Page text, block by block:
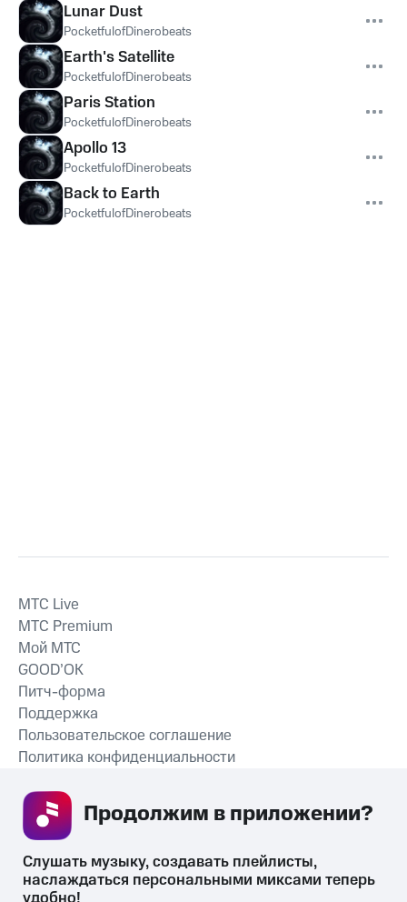
Lunar Dust
PocketfulofDinerobeats
Earth's Satellite
PocketfulofDinerobeats
Paris Station
PocketfulofDinerobeats
Apollo 13
PocketfulofDinerobeats
Back to Earth
PocketfulofDinerobeats
СКАЧАТЬ ПРИЛОЖЕНИЕ
MTС Live
MTС Premium
Мой МТС
GOOD’OK
Питч-форма
Поддержка
Пользовательское соглашение
Политика конфиденциальности
Слушать музыку, создавать плейлисты,
наслаждаться персональными миксами теперь